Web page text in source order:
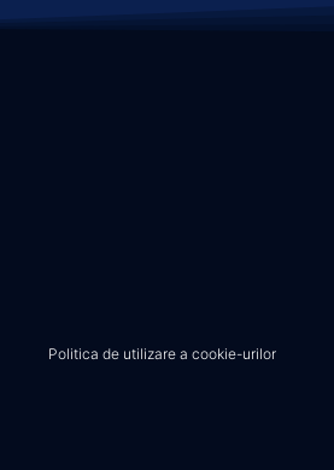
Politica de utilizare a cookie-urilor